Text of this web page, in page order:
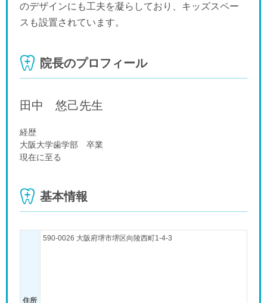
のデザインにも工夫を凝らしており、キッズスペー
スも設置されています。
院長のプロフィール
田中 悠己先生
経歴
大阪大学歯学部 卒業
現在に至る
基本情報
住所
590-0026 大阪府堺市堺区向陵西町1-4-3